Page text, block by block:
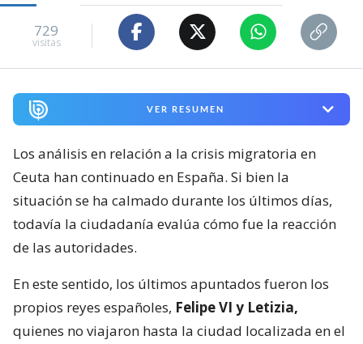
729
visitas
VER RESUMEN
Los análisis en relación a la crisis migratoria en
Ceuta han continuado en España. Si bien la
situación se ha calmado durante los últimos días,
todavía la ciudadanía evalúa cómo fue la reacción
de las autoridades.
En este sentido, los últimos apuntados fueron los
propios reyes españoles, Felipe VI y Letizia,
quienes no viajaron hasta la ciudad localizada en el